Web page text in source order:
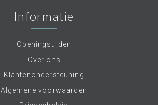
Informatie
Openingstijden
Over ons
Klantenondersteuning
Algemene voorwaarden